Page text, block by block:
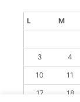
L M
3 4
10 11
17 18